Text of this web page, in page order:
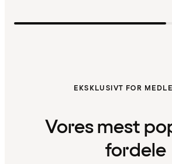
EKSKLUSIVT FOR
Vores mest
fordele